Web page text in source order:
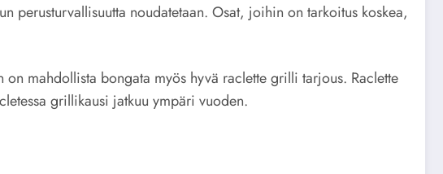
perusturvallisuutta noudatetaan. Osat, joihin on tarkoitus koskea,
mahdollista bongata myös hyvä raclette grilli tarjous. Raclette
grillikausi jatkuu ympäri vuoden.